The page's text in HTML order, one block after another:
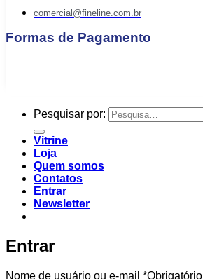
comercial@fineline.com.br
Formas de Pagamento
Pesquisar por:
Vitrine
Loja
Quem somos
Contatos
Entrar
Newsletter
Entrar
Nome de usuário ou e-mail *Obrigatório